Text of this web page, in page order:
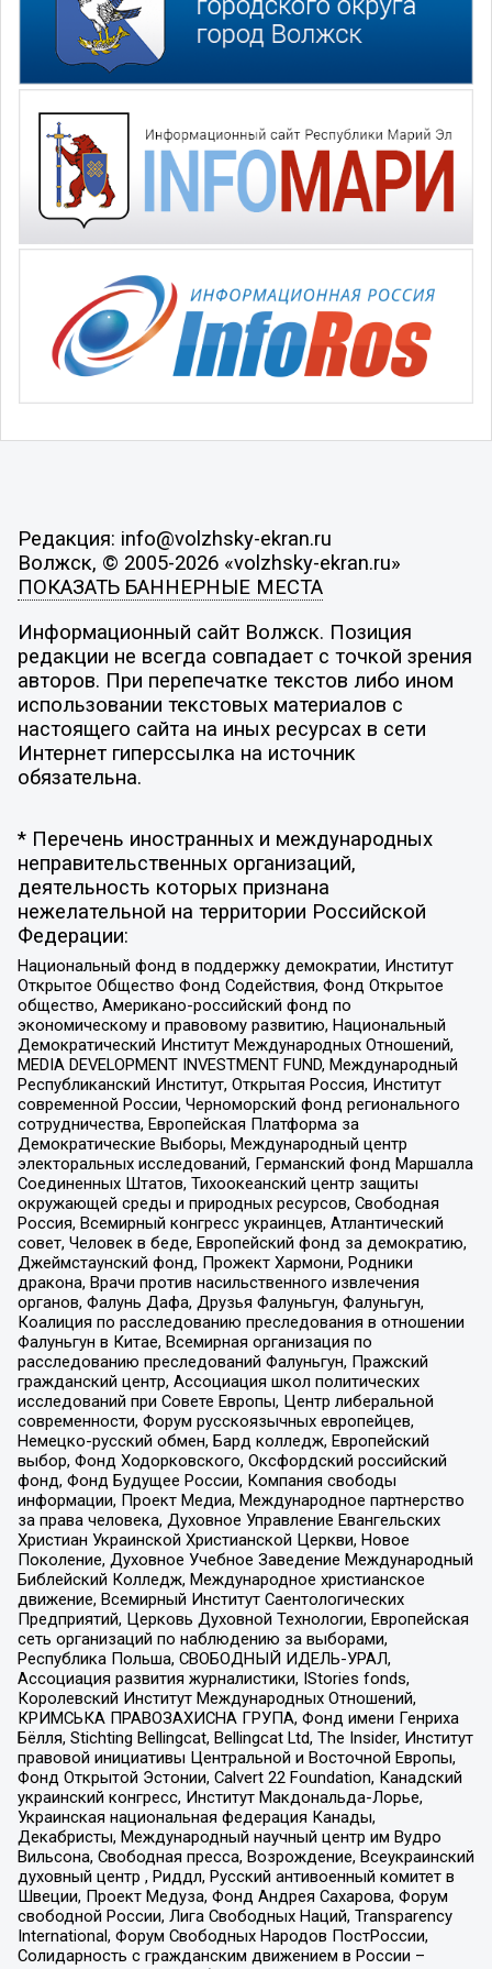
Редакция: info@volzhsky-ekran.ru
Волжск, © 2005-2026 «volzhsky-ekran.ru»
ПОКАЗАТЬ БАННЕРНЫЕ МЕСТА
Информационный сайт Волжск. Позиция
редакции не всегда совпадает с точкой зрения
авторов. При перепечатке текстов либо ином
использовании текстовых материалов с
настоящего сайта на иных ресурсах в сети
Интернет гиперссылка на источник
обязательна.
* Перечень иностранных и международных
неправительственных организаций,
деятельность которых признана
нежелательной на территории Российской
Федерации:
Национальный фонд в поддержку демократии, Институт
Открытое Общество Фонд Содействия, Фонд Открытое
общество, Американо-российский фонд по
экономическому и правовому развитию, Национальный
Демократический Институт Международных Отношений,
MEDIA DEVELOPMENT INVESTMENT FUND, Международный
Республиканский Институт, Открытая Россия, Институт
современной России, Черноморский фонд регионального
сотрудничества, Европейская Платформа за
Демократические Выборы, Международный центр
электоральных исследований, Германский фонд Маршалла
Соединенных Штатов, Тихоокеанский центр защиты
окружающей среды и природных ресурсов, Свободная
Россия, Всемирный конгресс украинцев, Атлантический
совет, Человек в беде, Европейский фонд за демократию,
Джеймстаунский фонд, Прожект Хармони, Родники
дракона, Врачи против насильственного извлечения
органов, Фалунь Дафа, Друзья Фалуньгун, Фалуньгун,
Коалиция по расследованию преследования в отношении
Фалуньгун в Китае, Всемирная организация по
расследованию преследований Фалуньгун, Пражский
гражданский центр, Ассоциация школ политических
исследований при Совете Европы, Центр либеральной
современности, Форум русскоязычных европейцев,
Немецко-русский обмен, Бард колледж, Европейский
выбор, Фонд Ходорковского, Оксфордский российский
фонд, Фонд Будущее России, Компания свободы
информации, Проект Медиа, Международное партнерство
за права человека, Духовное Управление Евангельских
Христиан Украинской Христианской Церкви, Новое
Поколение, Духовное Учебное Заведение Международный
Библейский Колледж, Международное христианское
движение, Всемирный Институт Саентологических
Предприятий, Церковь Духовной Технологии, Европейская
сеть организаций по наблюдению за выборами,
Республика Польша, СВОБОДНЫЙ ИДЕЛЬ-УРАЛ,
Ассоциация развития журналистики, IStories fonds,
Королевский Институт Международных Отношений,
КРИМСЬКА ПРАВОЗАХИСНА ГРУПА, Фонд имени Генриха
Бёлля, Stichting Bellingcat, Bellingcat Ltd, The Insider, Институт
правовой инициативы Центральной и Восточной Европы,
Фонд Открытой Эстонии, Calvert 22 Foundation, Канадский
украинский конгресс, Институт Макдональда-Лорье,
Украинская национальная федерация Канады,
Декабристы, Международный научный центр им Вудро
Вильсона, Свободная пресса, Возрождение, Всеукраинский
духовный центр , Риддл, Русский антивоенный комитет в
Швеции, Проект Медуза, Фонд Андрея Сахарова, Форум
свободной России, Лига Свободных Наций, Transparеncy
International, Форум Свободных Народов ПостРоссии,
Солидарность с гражданским движением в России –